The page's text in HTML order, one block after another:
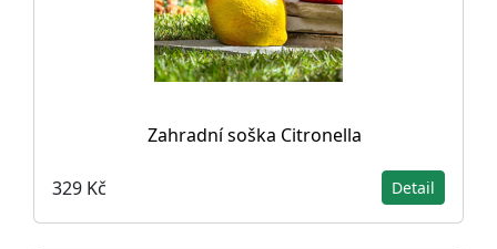
Zahradní soška Citronella
329 Kč Detail